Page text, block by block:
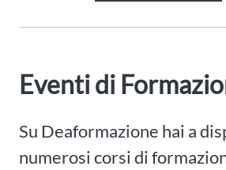
Eventi di
Su Deaformazione hai a
numerosi corsi di